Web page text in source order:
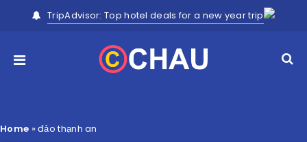
TripAdvisor: Top hotel deals for a new year trip
Home »đảo thạnh an